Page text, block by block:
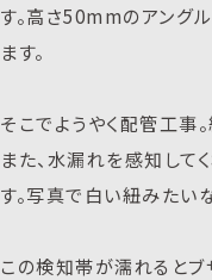
す。高さ50mmのアング
ます。
そこでようやく配管工事
また、水漏れを感知して
す。写真で白い紐みたい
この検知帯が濡れるとブ